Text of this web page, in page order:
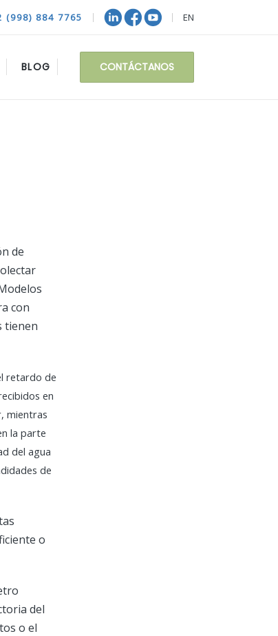
(998) 884 7765 EN
BLOG CONTÁCTANOS
de
con
tienen
retardo de
en
mientras
la parte
del agua
de
o
del
o el